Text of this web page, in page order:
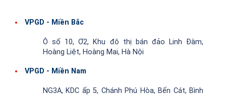
VPGD - Miền Bắc
Ô số 10, Ơ2, Khu đô thị bán đảo Linh Đàm,
Hoàng Liệt, Hoàng Mai, Hà Nội
VPGD - Miền Nam
NG3A, KDC ấp 5, Chánh Phú Hòa, Bến Cát, Bình